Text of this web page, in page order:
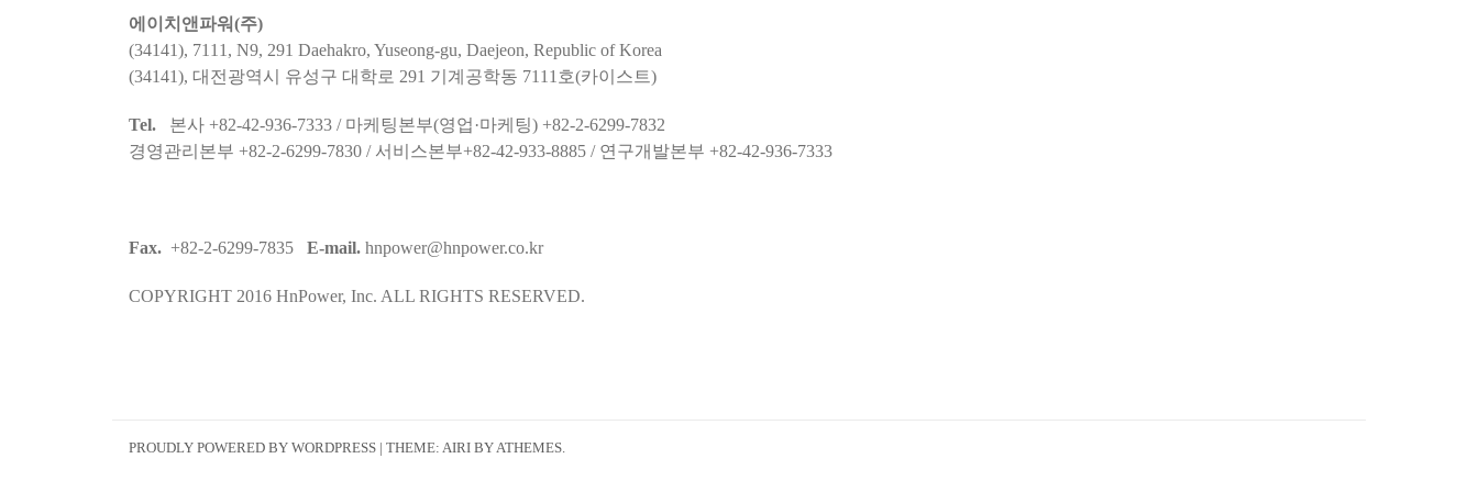
에이치앤파워(주)
(34141), 7111, N9, 291 Daehakro, Yuseong-gu, Daejeon, Republic of Korea
(34141), 대전광역시 유성구 대학로 291 기계공학동 7111호(카이스트)
Tel. 본사 +82-42-936-7333 / 마케팅본부(영업·마케팅) +82-2-6299-7832
경영관리본부 +82-2-6299-7830 / 서비스본부+82-42-933-8885 / 연구개발본부 +82-42-936-7333
Fax. +82-2-6299-7835 E-mail. hnpower@hnpower.co.kr
COPYRIGHT 2016 HnPower, Inc. ALL RIGHTS RESERVED.
PROUDLY POWERED BY WORDPRESS | THEME: AIRI BY ATHEMES.